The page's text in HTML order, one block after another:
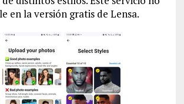
en la versión gratis de Lensa.